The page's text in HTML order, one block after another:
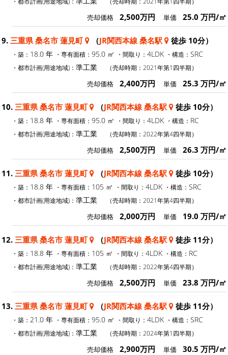
売却価格 2,500万円 単価 25.0 万円/㎡
9. 三重県 桑名市 蓮見町 （JR関西本線 桑名駅 徒歩 10分）
・築： 18.0 年 ・専有面積： 95.0 ㎡ ・間取り： 4LDK ・構造： SRC
・都市計画(用途地域)： 準工業 （売却時期：2021年第1四半期）
売却価格 2,400万円 単価 25.3 万円/㎡
10. 三重県 桑名市 蓮見町 （JR関西本線 桑名駅 徒歩 10分）
・築： 18.8 年 ・専有面積： 95.0 ㎡ ・間取り： 4LDK ・構造： RC
・都市計画(用途地域)： 準工業 （売却時期：2022年第4四半期）
売却価格 2,500万円 単価 26.3 万円/㎡
11. 三重県 桑名市 蓮見町 （JR関西本線 桑名駅 徒歩 10分）
・築： 18.8 年 ・専有面積： 105 ㎡ ・間取り： 4LDK ・構造： SRC
・都市計画(用途地域)： 準工業 （売却時期：2021年第4四半期）
売却価格 2,000万円 単価 19.0 万円/㎡
12. 三重県 桑名市 蓮見町 （JR関西本線 桑名駅 徒歩 11分）
・築： 18.8 年 ・専有面積： 105 ㎡ ・間取り： 4LDK ・構造： RC
・都市計画(用途地域)： 準工業 （売却時期：2022年第4四半期）
売却価格 2,500万円 単価 23.8 万円/㎡
13. 三重県 桑名市 蓮見町 （JR関西本線 桑名駅 徒歩 11分）
・築： 21.0 年 ・専有面積： 95.0 ㎡ ・間取り： 4LDK ・構造： SRC
・都市計画(用途地域)： 準工業 （売却時期：2024年第1四半期）
売却価格 2,900万円 単価 30.5 万円/㎡